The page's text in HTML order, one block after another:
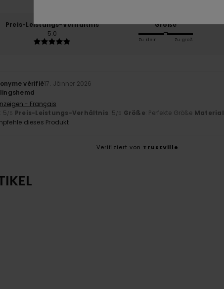
Preis-Leistungs-Verhältnis
5.0
Größe
Zu klein Zu groß
vérifié17. Jänner 2026
- Français
: 5/5 Preis-Leistungs-Verhältnis: 5/5 Größe: Perfekte Größe Material
dieses Produkt
Verifiziert von TrustVille